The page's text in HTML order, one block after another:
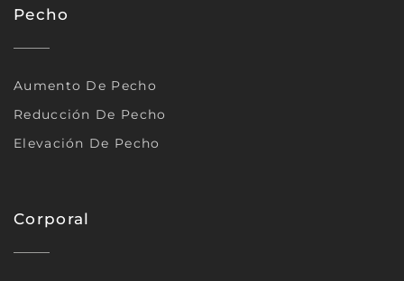
Pecho
Aumento De Pecho
Reducción De Pecho
Elevación De Pecho
Corporal